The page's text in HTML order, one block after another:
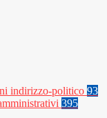
indirizzo-politico 93
395